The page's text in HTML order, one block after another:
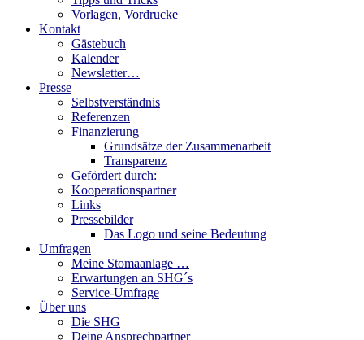
Vorlagen, Vordrucke
Kontakt
Gästebuch
Kalender
Newsletter…
Presse
Selbstverständnis
Referenzen
Finanzierung
Grundsätze der Zusammenarbeit
Transparenz
Gefördert durch:
Kooperationspartner
Links
Pressebilder
Das Logo und seine Bedeutung
Umfragen
Meine Stomaanlage …
Erwartungen an SHG´s
Service-Umfrage
Über uns
Die SHG
Deine Ansprechpartner